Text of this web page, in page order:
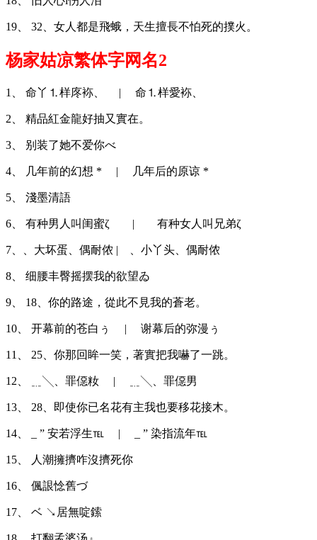
19、 32、女人都是飛蛾，天生擅長不怕死的撲火。
杨家姑凉繁体字网名2
1、 命丫⒈样庝袮、 | 命⒈样愛袮、
2、 精品紅金龍好抽又實在。
3、 别装了她不爱你べ
4、 几年前的幻想 * | 几年后的原谅 *
5、 淺墨清語
6、 有种男人叫闺蜜ζ | 有种女人叫兄弟ζ
7、、大坏蛋、偶耐侬 | 、小丫头、偶耐侬
8、 细腰丰臀摇摆我的欲望ゐ
9、 18、你的路途，從此不見我的蒼老。
10、 开幕前的苍白ぅ | 谢幕后的弥漫ぅ
11、 25、你那回眸一笑，著實把我嚇了一跳。
12、 ﹎╲、罪僫籹 | ﹎╲、罪僫男
13、 28、即使你已名花有主我也要移花接木。
14、 _ ” 安若浮生℡ | _ ” 染指流年℡
15、 人潮擁擠咋沒擠死你
16、 偑詪惗舊づ
17、 ベ ↘居無啶鎍